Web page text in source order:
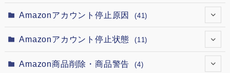
(12)
(12)
(4)
(2)
(5)
Amazonアカウント停止原因 (41)
(1)
(4)
Amazonアカウント停止状態 (11)
(1)
Amazon商品削除・商品警告 (4)